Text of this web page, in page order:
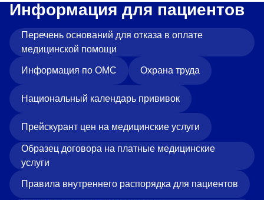
Информация для пациентов
Перечень оснований для отказа в оплате
медицинской помощи
Информация по ОМС Охрана труда
Национальный календарь прививок
Прейскурант цен на медицинские услуги
Образец договора на платные медицинские
услуги
Правила внутреннего распорядка для пациентов